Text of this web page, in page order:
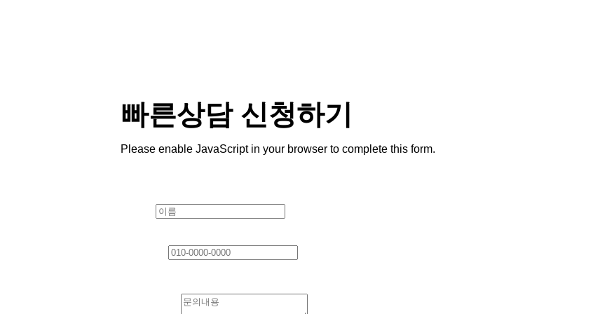
빠른상담 신청하기
Please enable JavaScript in your browser to complete this form.